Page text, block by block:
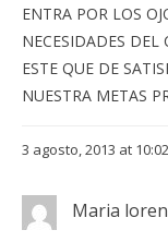
ENTRA POR LOS
NECESIDADES DEL
ESTE QUE DE
NUESTRA METAS
3 agosto, 2013 at
Maria